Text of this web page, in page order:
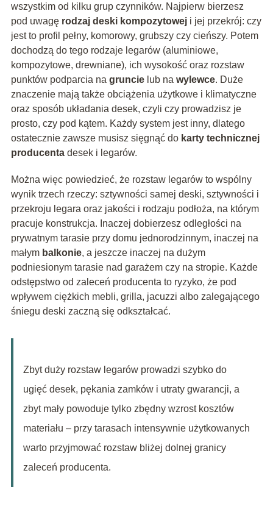
wszystkim od kilku grup czynników. Najpierw bierzesz
pod uwagę rodzaj deski kompozytoweji jej przekrój: czy
jest to profil pełny, komorowy, grubszy czy cieńszy. Potem
dochodzą do tego rodzaje legarów (aluminiowe,
kompozytowe, drewniane), ich wysokość oraz rozstaw
punktów podparcia na gruncielub na wylewce. Duże
znaczenie mają także obciążenia użytkowe i klimatyczne
oraz sposób układania desek, czyli czy prowadzisz je
prosto, czy pod kątem. Każdy system jest inny, dlatego
ostatecznie zawsze musisz sięgnąć do karty technicznej
producentadesek i legarów.
Można więc powiedzieć, że rozstaw legarów to wspólny
wynik trzech rzeczy: sztywności samej deski, sztywności i
przekroju legara oraz jakości i rodzaju podłoża, na którym
pracuje konstrukcja. Inaczej dobierzesz odległości na
prywatnym tarasie przy domu jednorodzinnym, inaczej na
małym balkonie, a jeszcze inaczej na dużym
podniesionym tarasie nad garażem czy na stropie. Każde
odstępstwo od zaleceń producenta to ryzyko, że pod
wpływem ciężkich mebli, grilla, jacuzzi albo zalegającego
śniegu deski zaczną się odkształcać.
Zbyt duży rozstaw legarów prowadzi szybko do
ugięć desek, pękania zamków i utraty gwarancji, a
zbyt mały powoduje tylko zbędny wzrost kosztów
materiału – przy tarasach intensywnie użytkowanych
warto przyjmować rozstaw bliżej dolnej granicy
zaleceń producenta.